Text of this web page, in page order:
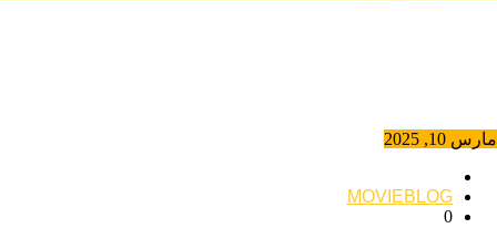
مارس 10, 2025
MOVIEBLOG
0